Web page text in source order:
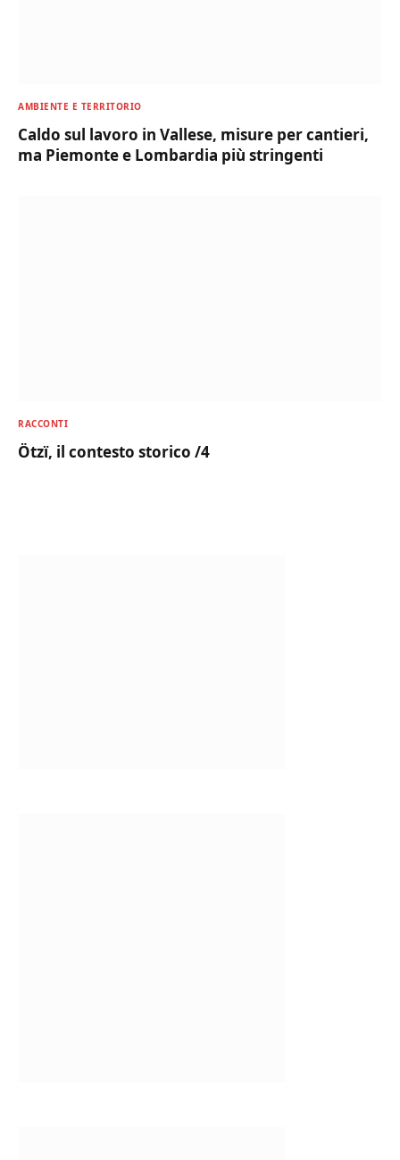
AMBIENTE E TERRITORIO
Caldo sul lavoro in Vallese, misure per cantieri,
ma Piemonte e Lombardia più stringenti
RACCONTI
Ötzï, il contesto storico /4